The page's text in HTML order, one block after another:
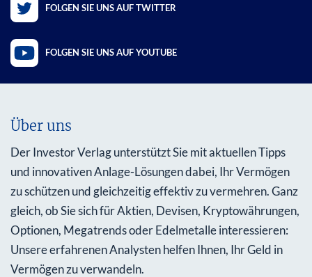
FOLGEN SIE UNS AUF TWITTER
FOLGEN SIE UNS AUF YOUTUBE
Über uns
Der Investor Verlag unterstützt Sie mit aktuellen Tipps
und innovativen Anlage-Lösungen dabei, Ihr Vermögen
zu schützen und gleichzeitig effektiv zu vermehren. Ganz
gleich, ob Sie sich für Aktien, Devisen, Kryptowährungen,
Optionen, Megatrends oder Edelmetalle interessieren:
Unsere erfahrenen Analysten helfen Ihnen, Ihr Geld in
Vermögen zu verwandeln.